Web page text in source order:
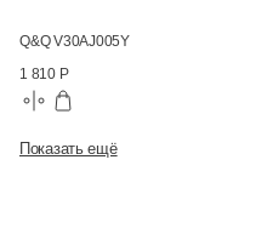
Q&Q V30AJ005Y
1 810 Р
Показать ещё